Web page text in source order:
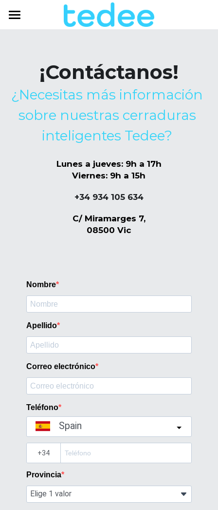
SOLUCIONES
Casa
Alquiler temporal
Alquiler vacacional
TEDEE EXPERTS
TIENDA ONLINE
¡Contáctanos!
¿Necesitas más información
sobre nuestras cerraduras
inteligentes Tedee?
Lunes a jueves: 9h a 17h
Viernes: 9h a 15h
+34 934 105 634
C/ Miramarges 7,
08500 Vic
Nombre
Apellido
Correo electrónico
Teléfono
Spain
Provincia